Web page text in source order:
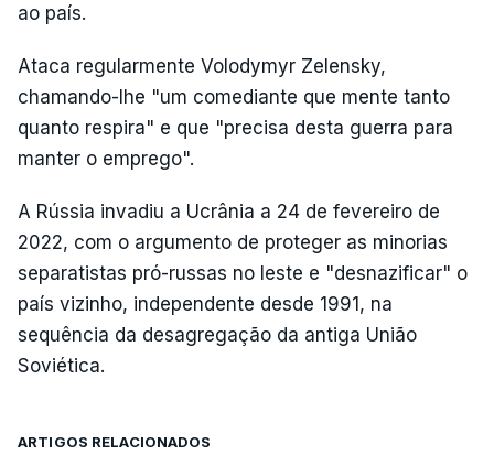
ao país.
Ataca regularmente Volodymyr Zelensky,
chamando-lhe "um comediante que mente tanto
quanto respira" e que "precisa desta guerra para
manter o emprego".
A Rússia invadiu a Ucrânia a 24 de fevereiro de
2022, com o argumento de proteger as minorias
separatistas pró-russas no leste e "desnazificar" o
país vizinho, independente desde 1991, na
sequência da desagregação da antiga União
Soviética.
ARTIGOS RELACIONADOS